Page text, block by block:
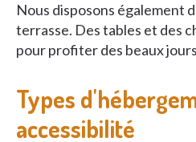
Nous disposons également
terrasse. Des tables et des
pour profiter des beaux
Types
accessibilité